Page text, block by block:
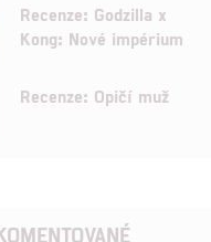
Recenze: Godzilla x
Kong: Nové impérium
Recenze: Opičí muž